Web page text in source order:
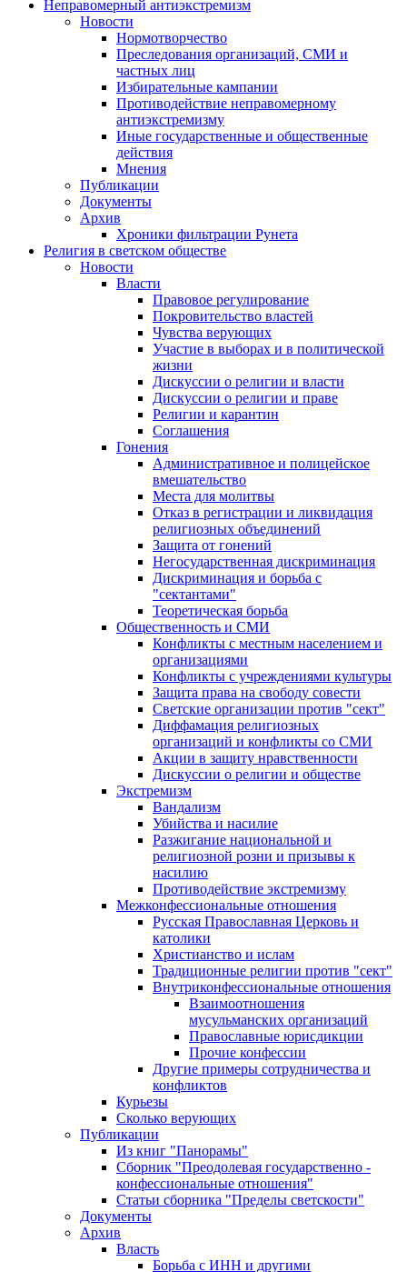
Неправомерный антиэкстремизм
Новости
Нормотворчество
Преследования организаций, СМИ и
частных лиц
Избирательные кампании
Противодействие неправомерному
антиэкстремизму
Иные государственные и общественные
действия
Мнения
Публикации
Документы
Архив
Хроники фильтрации Рунета
Религия в светском обществе
Новости
Власти
Правовое регулирование
Покровительство властей
Чувства верующих
Участие в выборах и в политической
жизни
Дискуссии о религии и власти
Дискуссии о религии и праве
Религии и карантин
Соглашения
Гонения
Административное и полицейское
вмешательство
Места для молитвы
Отказ в регистрации и ликвидация
религиозных объединений
Защита от гонений
Негосударственная дискриминация
Дискриминация и борьба с
"сектантами"
Теоретическая борьба
Общественность и СМИ
Конфликты с местным населением и
организациями
Конфликты с учреждениями культуры
Защита права на свободу совести
Светские организации против "сект"
Диффамация религиозных
организаций и конфликты со СМИ
Акции в защиту нравственности
Дискуссии о религии и обществе
Экстремизм
Вандализм
Убийства и насилие
Разжигание национальной и
религиозной розни и призывы к
насилию
Противодействие экстремизму
Межконфессиональные отношения
Русская Православная Церковь и
католики
Христианство и ислам
Традиционные религии против "сект"
Внутриконфессиональные отношения
Взаимоотношения
мусульманских организаций
Православные юрисдикции
Прочие конфессии
Другие примеры сотрудничества и
конфликтов
Курьезы
Сколько верующих
Публикации
Из книг "Панорамы"
Сборник "Преодолевая государственно -
конфессиональные отношения"
Статьи сборника "Пределы светскости"
Документы
Архив
Власть
Борьба с ИНН и другими